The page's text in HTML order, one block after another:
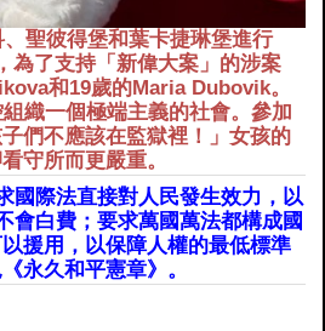
聖彼得堡和葉卡捷琳堡進行
為了支持「新偉大案」的涉案
和19歲的Maria Dubovik。
織一個極端主義的社會。參加
們不應該在監獄裡！」女孩的
守所而更嚴重。
國際法直接對人民發生效力，以
會白費；要求萬國萬法都構成國
援用，以保障人權的最低標準
永久和平憲章》。